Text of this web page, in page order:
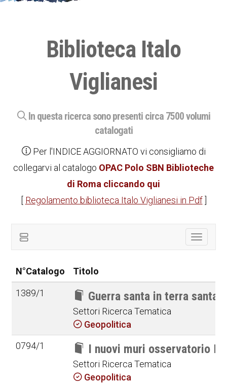
Biblioteca Italo
Viglianesi
In questa ricerca sono presenti circa 7500 volumi
catalogati
Per l'INDICE AGGIORNATO vi consigliamo di
collegarvi al catalogo OPAC Polo SBN Biblioteche
di Roma cliccando qui
Regolamento biblioteca Italo Viglianesi in Pdf]
Toggle
N°Catalogo
Titolo
1389/1 Guerra santa in terra santa
Settori Ricerca Tematica
Geopolitica
0794/1
I nuovi muri osservatorio
Settori Ricerca Tematica
Geopolitica